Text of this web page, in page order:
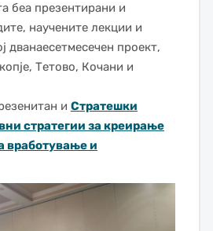
беа презентирани и
научените лекции и
дванаесетмесечен проект,
Тетово, Кочани и
и Стратешки
стратегии за креирање
вработување и